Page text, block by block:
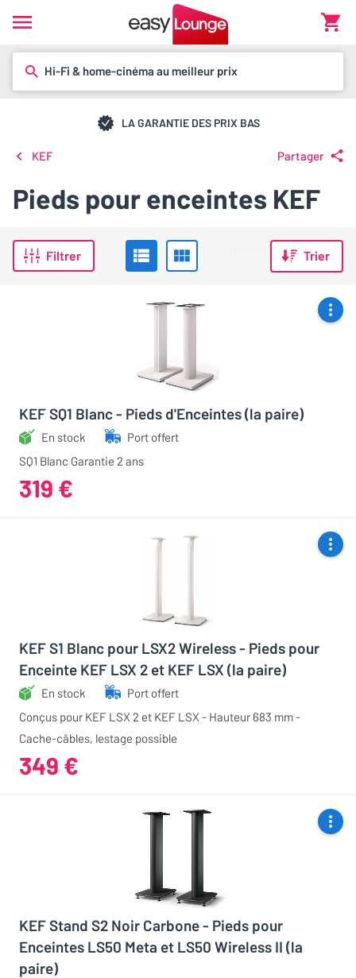
Hi-Fi & home-cinéma au meilleur prix
LA GARANTIE DES PRIX BAS
KEF Partager
Pieds pour enceintes KEF
Filtrer Trier
KEF SQ1 Blanc - Pieds d'Enceintes (la paire)
En stock
Port offert
SQ1 Blanc Garantie 2 ans
319 €
KEF S1 Blanc pour LSX2 Wireless - Pieds pour
Enceinte KEF LSX 2 et KEF LSX (la paire)
En stock
Port offert
Conçus pour KEF LSX 2 et KEF LSX - Hauteur 683 mm -
Cache-câbles, lestage possible
349 €
KEF Stand S2 Noir Carbone - Pieds pour
Enceintes LS50 Meta et LS50 Wireless II (la
paire)